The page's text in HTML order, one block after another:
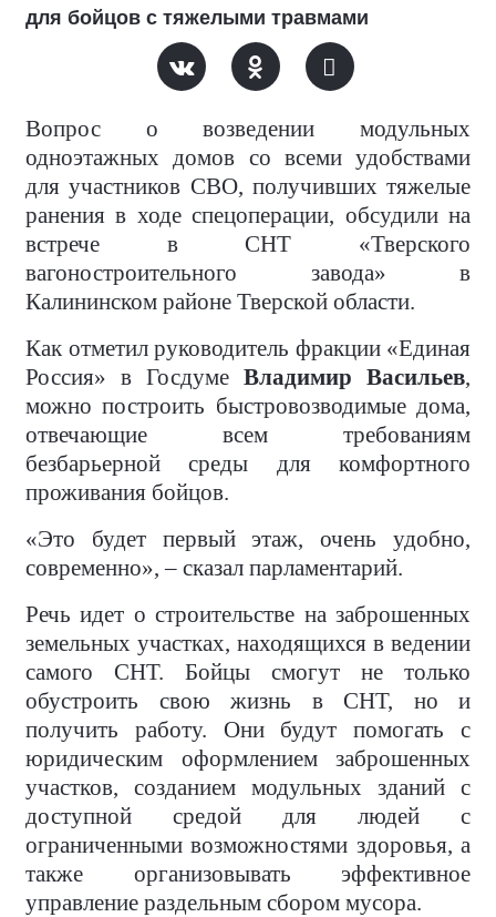
для бойцов с тяжелыми травмами
Вопрос о возведении модульных
одноэтажных домов со всеми удобствами
для участников СВО, получивших тяжелые
ранения в ходе спецоперации, обсудили на
встрече в СНТ «Тверского
вагоностроительного завода» в
Калининском районе Тверской области.
Как отметил руководитель фракции «Единая
Россия» в Госдуме Владимир Васильев,
можно построить быстровозводимые дома,
отвечающие всем требованиям
безбарьерной среды для комфортного
проживания бойцов.
«Это будет первый этаж, очень удобно,
современно», – сказал парламентарий.
Речь идет о строительстве на заброшенных
земельных участках, находящихся в ведении
самого СНТ. Бойцы смогут не только
обустроить свою жизнь в СНТ, но и
получить работу. Они будут помогать с
юридическим оформлением заброшенных
участков, созданием модульных зданий с
доступной средой для людей с
ограниченными возможностями здоровья, а
также организовывать эффективное
управление раздельным сбором мусора.